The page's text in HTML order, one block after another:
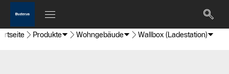
Produkte Wohngebäude Wallbox (Ladestation)